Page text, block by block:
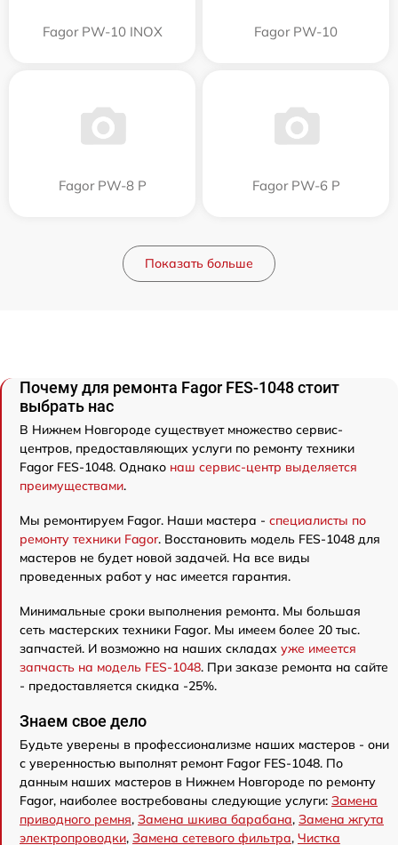
Fagor PW-10 INOX Fagor PW-10
Fagor PW-8 P Fagor PW-6 P
Показать больше
Почему для ремонта Fagor FES-1048 стоит
выбрать нас
В Нижнем Новгороде существует множество сервис-
центров, предоставляющих услуги по ремонту техники
Fagor FES-1048. Однако наш сервис-центр выделяется
преимуществами.
Мы ремонтируем Fagor. Наши мастера - специалисты по
ремонту техники Fagor. Восстановить модель FES-1048 для
мастеров не будет новой задачей. На все виды
проведенных работ у нас имеется гарантия.
Минимальные сроки выполнения ремонта. Мы большая
сеть мастерских техники Fagor. Мы имеем более 20 тыс.
запчастей. И возможно на наших складах уже имеется
запчасть на модель FES-1048. При заказе ремонта на сайте
- предоставляется скидка -25%.
Знаем свое дело
Будьте уверены в профессионализме наших мастеров - они
с уверенностью выполнят ремонт Fagor FES-1048. По
данным наших мастеров в Нижнем Новгороде по ремонту
Fagor, наиболее востребованы следующие услуги: Замена
приводного ремня, Замена шкива барабана, Замена жгута
электропроводки, Замена сетевого фильтра, Чистка